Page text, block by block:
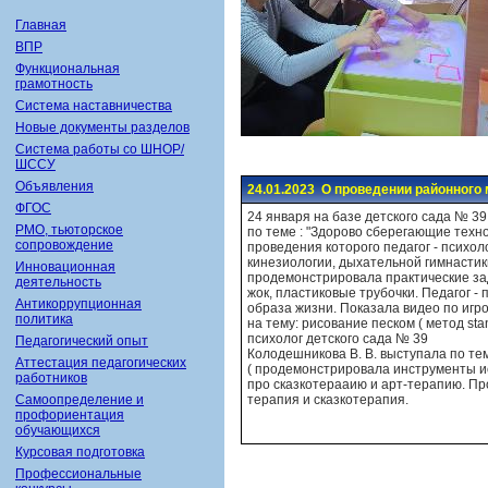
Главная
ВПР
Функциональная
грамотность
Система наставничества
Новые документы разделов
Система работы со ШНОР/
ШССУ
Объявления
ФГОС
РМО, тьюторское
сопровождение
Инновационная
деятельность
Антикоррупционная
политика
Педагогический опыт
Аттестация педагогических
работников
Самоопределение и
профориентация
обучающихся
Курсовая подготовка
Профессиональные
24.01.2023 О проведении районного
24 января на базе детского сада №
по теме : "Здорово сберегающие
проведения которого педагог -
кинезиологии, дыхательной
продемонстрировала практические
жок, пластиковые трубочки. Педагог -
образа жизни. Показала видео по
на тему: рисование песком ( метод
психолог детского сада № 39
Колодешникова В. В. выступала по
( продемонстрировала инструменты
про сказкотерааию и арт-терапию.
терапия и сказкотерапия.